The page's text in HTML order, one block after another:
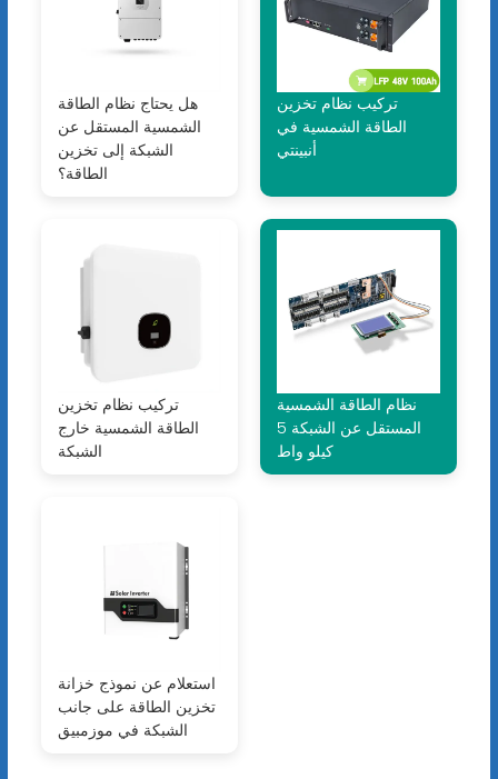
هل يحتاج نظام الطاقة
الشمسية المستقل عن
الشبكة إلى تخزين
الطاقة؟
تركيب نظام تخزين
الطاقة الشمسية في
أنبينتي
تركيب نظام تخزين
الطاقة الشمسية خارج
الشبكة
نظام الطاقة الشمسية
المستقل عن الشبكة 5
كيلو واط
استعلام عن نموذج خزانة
تخزين الطاقة على جانب
الشبكة في موزمبيق